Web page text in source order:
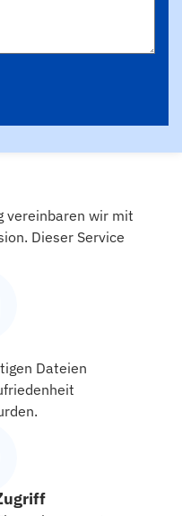
vereinbaren wir mit
Dieser Service
Dateien